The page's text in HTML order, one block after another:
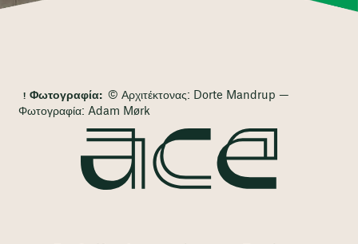
Φωτογραφία: © Αρχιτέκτονας: Dorte Mandrup —
Φωτογραφία: Adam Mørk